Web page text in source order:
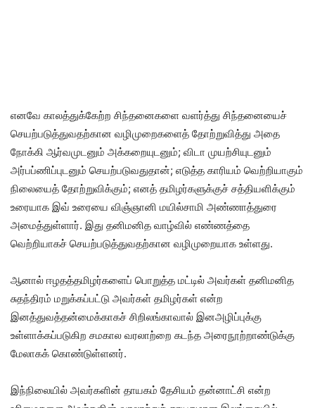
எனவே காலத்துக்கேற்ற சிந்தனைகளை வளர்த்து சிந்தனையைச்
செயற்படுத்துவதற்கான வழிமுறைகளைத் தோற்றுவித்து அதை
நோக்கி ஆர்வமுடனும் அக்கறையுடனும்; விடா முயற்சியுடனும்
அர்பப்ணிப்புடனும் செயற்படுவதுதான்; எடுத்த காரியம் வெற்றியாகும்
நிலையைத் தோற்றுவிக்கும்; எனத் தமிழர்களுக்குச் சத்தியளிக்கும்
உரையாக இவ் உரையை விஞ்ஞானி மயில்சாமி அண்ணாத்துரை
அமைத்துள்ளார். இது தனிமனித வாழ்வில் எண்ணத்தை
வெற்றியாகச் செயற்படுத்துவதற்கான வழிமுறையாக உள்ளது.
ஆனால் ஈழதத்தமிழர்களைப் பொறுத்த மட்டில் அவர்கள் தனிமனித
சுதந்திரம் மறுக்கப்பட்டு அவர்கள் தமிழர்கள் என்ற
இனத்துவத்தன்மைக்காகச் சிறிலங்காவால் இனஅழிப்புக்கு
உள்ளாக்கப்படுகிற சமகால வரலாற்றை கடந்த அரைநூற்றாண்டுக்கு
மேலாகக் கொண்டுள்ளனர்.
இந்நிலையில் அவர்களின் தாயகம் தேசியம் தன்னாட்சி என்ற